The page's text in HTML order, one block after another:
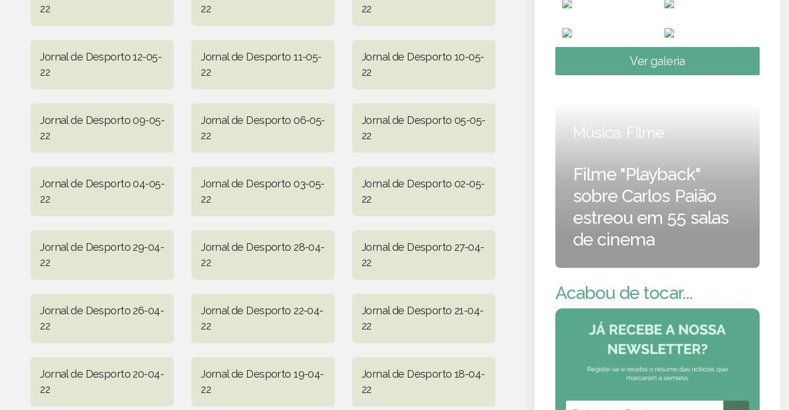
22
22
22
Jornal de Desporto 12-05-
22
Jornal de Desporto 11-05-
22
Jornal de Desporto 10-05-
22
Jornal de Desporto 09-05-
22
Jornal de Desporto 06-05-
22
Jornal de Desporto 05-05-
22
Jornal de Desporto 04-05-
22
Jornal de Desporto 03-05-
22
Jornal de Desporto 02-05-
22
Jornal de Desporto 29-04-
22
Jornal de Desporto 28-04-
22
Jornal de Desporto 27-04-
22
Jornal de Desporto 26-04-
22
Jornal de Desporto 22-04-
22
Jornal de Desporto 21-04-
22
Jornal de Desporto 20-04-
22
Jornal de Desporto 19-04-
22
Jornal de Desporto 18-04-
22
Ver galeria
Música, Filme
Filme "Playback"
sobre Carlos Paião
estreou em 55 salas
de cinema
Acabou de tocar...